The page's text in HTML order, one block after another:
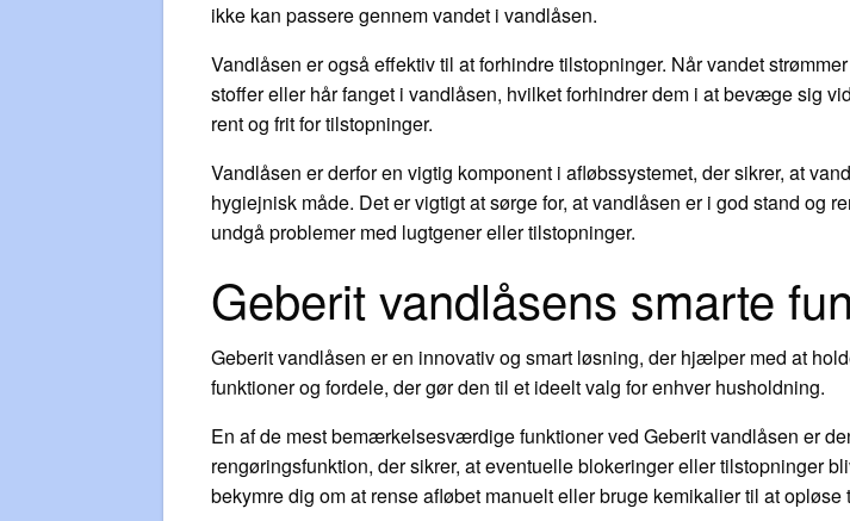
ikke kan passere gennem vandet i vandlåsen.
Vandlåsen er også effektiv til at forhindre tilstopninger. Når vandet
stoffer eller hår fanget i vandlåsen, hvilket forhindrer dem i at bevæge sig
rent og frit for tilstopninger.
Vandlåsen er derfor en vigtig komponent i afløbssystemet, der sikrer, at
hygiejnisk måde. Det er vigtigt at sørge for, at vandlåsen er i god stand og
undgå problemer med lugtgener eller tilstopninger.
Geberit vandlåsens smarte
Geberit vandlåsen er en innovativ og smart løsning, der hjælper med at
funktioner og fordele, der gør den til et ideelt valg for enhver husholdning.
En af de mest bemærkelsesværdige funktioner ved Geberit vandlåsen er
rengøringsfunktion, der sikrer, at eventuelle blokeringer eller tilstopninger
bekymre dig om at rense afløbet manuelt eller bruge kemikalier til at opløse